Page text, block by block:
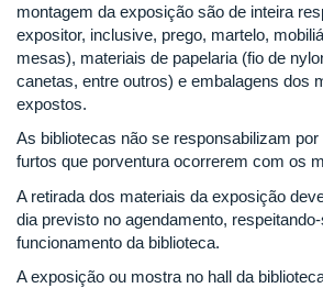
montagem da exposição são de inteira
expositor, inclusive, prego, martelo,
mesas), materiais de papelaria (fio de
canetas, entre outros) e embalagens dos
expostos.
As bibliotecas não se responsabilizam
furtos que porventura ocorrerem com os
A retirada dos materiais da exposição
dia previsto no agendamento,
funcionamento da biblioteca.
A exposição ou mostra no hall da